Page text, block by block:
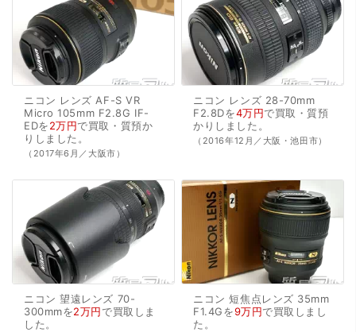
ニコン レンズ AF-S VR
Micro 105mm F2.8G IF-
EDを2万円で買取・質預か
り しました。
（2017年6月／大阪市）
ニコン レンズ 28-70mm
F2.8Dを4万円で買取・質預
かり しました。
（2016年12月／大阪・池田市）
ニコン 望遠レンズ 70-
300mmを2万円で買取 しま
した。
ニコン 短焦点レンズ 35mm
F1.4Gを9万円で買取 しまし
た。